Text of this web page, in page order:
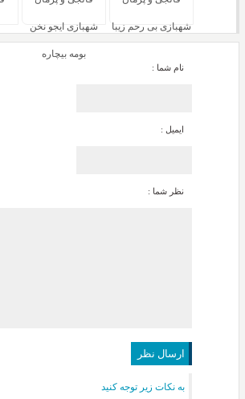
شهبازی بی رحم زیبا شهبازی ایجو نخن
بومه بیچاره
نام شما :
ایمیل :
نظر شما :
به نکات زیر توجه کنید